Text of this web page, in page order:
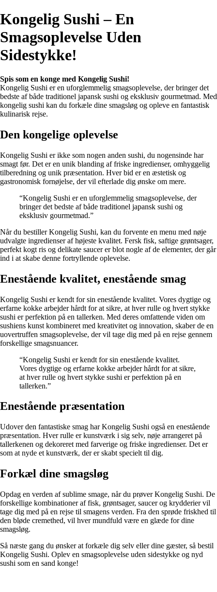
Kongelig Sushi – En
Smagsoplevelse Uden
Sidestykke!
Spis som en konge med Kongelig Sushi!
Kongelig Sushi er en uforglemmelig smagsoplevelse, der bringer det
bedste af både traditionel japansk sushi og eksklusiv gourmetmad. Med
kongelig sushi kan du forkæle dine smagsløg og opleve en fantastisk
kulinarisk rejse.
Den kongelige oplevelse
Kongelig Sushi er ikke som nogen anden sushi, du nogensinde har
smagt før. Det er en unik blanding af friske ingredienser, omhyggelig
tilberedning og unik præsentation. Hver bid er en æstetisk og
gastronomisk fornøjelse, der vil efterlade dig ønske om mere.
“Kongelig Sushi er en uforglemmelig smagsoplevelse, der
bringer det bedste af både traditionel japansk sushi og
eksklusiv gourmetmad.”
Når du bestiller Kongelig Sushi, kan du forvente en menu med nøje
udvalgte ingredienser af højeste kvalitet. Fersk fisk, saftige grøntsager,
perfekt kogt ris og delikate saucer er blot nogle af de elementer, der går
ind i at skabe denne fortryllende oplevelse.
Enestående kvalitet, enestående smag
Kongelig Sushi er kendt for sin enestående kvalitet. Vores dygtige og
erfarne kokke arbejder hårdt for at sikre, at hver rulle og hvert stykke
sushi er perfektion på en tallerken. Med deres omfattende viden om
sushiens kunst kombineret med kreativitet og innovation, skaber de en
uovertruffen smagsoplevelse, der vil tage dig med på en rejse gennem
forskellige smagsnuancer.
“Kongelig Sushi er kendt for sin enestående kvalitet.
Vores dygtige og erfarne kokke arbejder hårdt for at sikre,
at hver rulle og hvert stykke sushi er perfektion på en
tallerken.”
Enestående præsentation
Udover den fantastiske smag har Kongelig Sushi også en enestående
præsentation. Hver rulle er kunstværk i sig selv, nøje arrangeret på
tallerkenen og dekoreret med farverige og friske ingredienser. Det er
som at nyde et kunstværk, der er skabt specielt til dig.
Forkæl dine smagsløg
Opdag en verden af sublime smage, når du prøver Kongelig Sushi. De
forskellige kombinationer af fisk, grøntsager, saucer og krydderier vil
tage dig med på en rejse til smagens verden. Fra den sprøde friskhed til
den bløde cremethed, vil hver mundfuld være en glæde for dine
smagsløg.
Så næste gang du ønsker at forkæle dig selv eller dine gæster, så bestil
Kongelig Sushi. Oplev en smagsoplevelse uden sidestykke og nyd
sushi som en sand konge!